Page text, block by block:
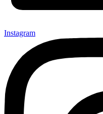
Instagram